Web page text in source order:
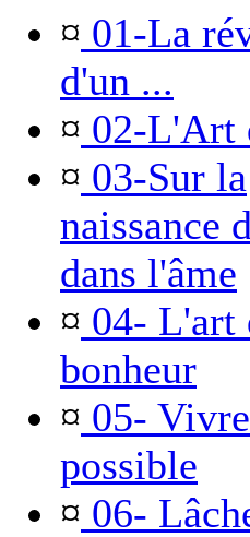
¤ 01-La
d'un ...
¤ 02-L'Art
¤ 03-Sur la
naissance
dans l'âme
¤ 04- L'art
bonheur
¤ 05-
possible
¤ 06-